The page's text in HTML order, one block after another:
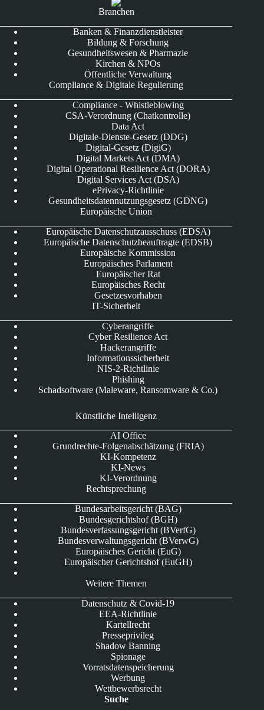
Branchen
Banken & Finanzdienstleister
Bildung & Forschung
Gesundheitswesen & Pharmazie
Kirchen & NPOs
Öffentliche Verwaltung
Compliance & Digitale Regulierung
Compliance - Whistleblowing
CSA-Verordnung (Chatkontrolle)
Data Act
Digitale-Dienste-Gesetz (DDG)
Digital-Gesetz (DigiG)
Digital Markets Act (DMA)
Digital Operational Resilience Act (DORA)
Digital Services Act (DSA)
ePrivacy-Richtlinie
Gesundheitsdatennutzungsgesetz (GDNG)
Europäische Union
Europäische Datenschutzausschuss (EDSA)
Europäische Datenschutzbeauftragte (EDSB)
Europäische Kommission
Europäisches Parlament
Europäischer Rat
Europäisches Recht
Gesetzesvorhaben
IT-Sicherheit
Cyberangriffe
Cyber Resilience Act
Hackerangriffe
Informationssicherheit
NIS-2-Richtlinie
Phishing
Schadsoftware (Maleware, Ransomware & Co.)
Künstliche Intelligenz
AI Office
Grundrechte-Folgenabschätzung (FRIA)
KI-Kompetenz
KI-News
KI-Verordnung
Rechtsprechung
Bundesarbeitsgericht (BAG)
Bundesgerichtshof (BGH)
Bundesverfassungsgericht (BVerfG)
Bundesverwaltungsgericht (BVerwG)
Europäisches Gericht (EuG)
Europäischer Gerichtshof (EuGH)
Weitere Themen
Datenschutz & Covid-19
EEA-Richtlinie
Kartellrecht
Presseprivileg
Shadow Banning
Spionage
Vorratsdatenspeicherung
Werbung
Wettbewerbsrecht
Suche